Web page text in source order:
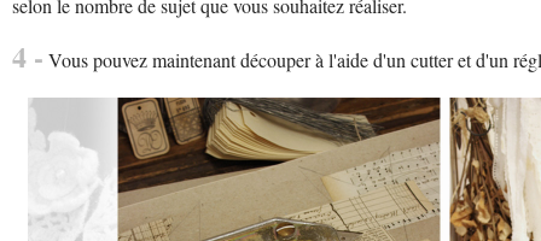
selon le nombre de sujet que vous souhaitez réaliser.
4 - Vous pouvez maintenant découper à l'aide d'un cutter et d'un